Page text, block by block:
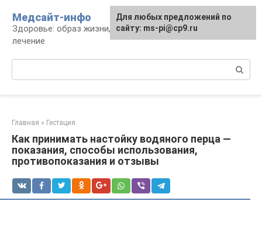
контенту
Медсайт-инфо
Здоровье: образ жизни, профилактика и
лечение
Главная » Гестация
Как принимать настойку водяного перца —
показания, способы использования,
противопоказания и отзывы
Для любых предложений по
сайту: ms-pi@cp9.ru